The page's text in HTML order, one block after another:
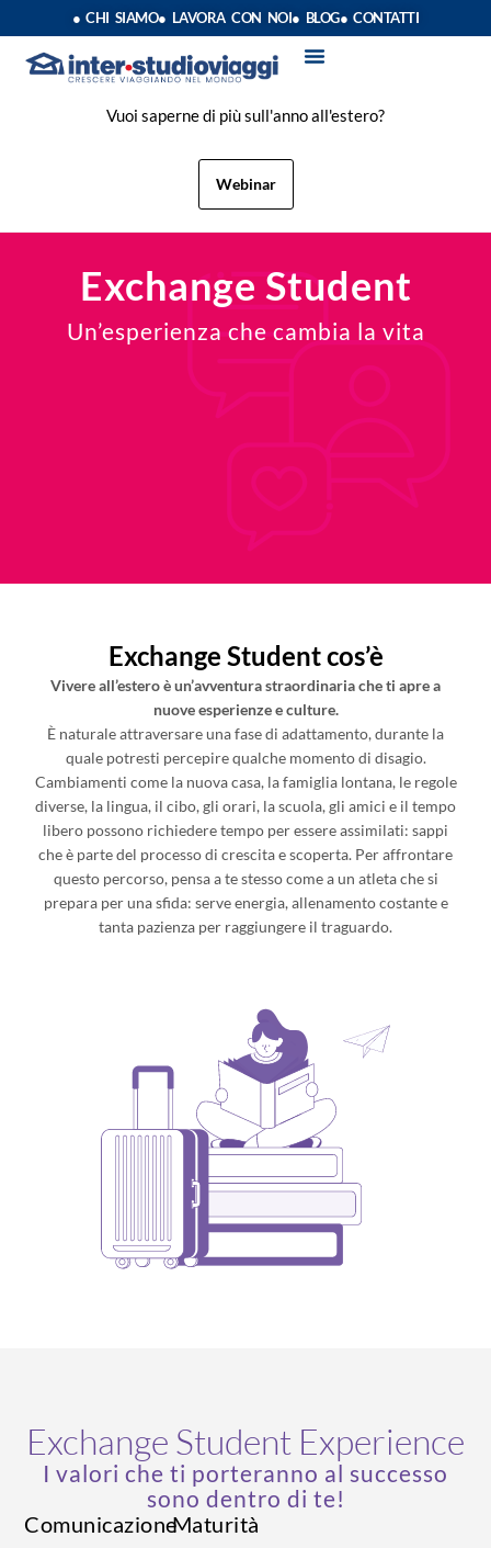
● CHI SIAMO● LAVORA CON NOI● BLOG● CONTATTI
Vuoi saperne di più sull'anno all'estero?
Webinar
Exchange Student
Un’esperienza che cambia la vita
Exchange Student cos’è
Vivere all’estero è un’avventura straordinaria che ti apre a
nuove esperienze e culture.
È naturale attraversare una fase di adattamento, durante la
quale potresti percepire qualche momento di disagio.
Cambiamenti come la nuova casa, la famiglia lontana, le regole
diverse, la lingua, il cibo, gli orari, la scuola, gli amici e il tempo
libero possono richiedere tempo per essere assimilati: sappi
che è parte del processo di crescita e scoperta. Per affrontare
questo percorso, pensa a te stesso come a un atleta che si
prepara per una sfida: serve energia, allenamento costante e
tanta pazienza per raggiungere il traguardo.
Exchange Student Experience
I valori che ti porteranno al successo
sono dentro di te!
ComunicazioneMaturità